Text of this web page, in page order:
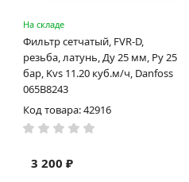
На складе
Фильтр сетчатый, FVR-D,
резьба, латунь, Ду 25 мм, Ру 25
бар, Kvs 11.20 куб.м/ч, Danfoss
065B8243
Код товара: 42916
3 200 ₽